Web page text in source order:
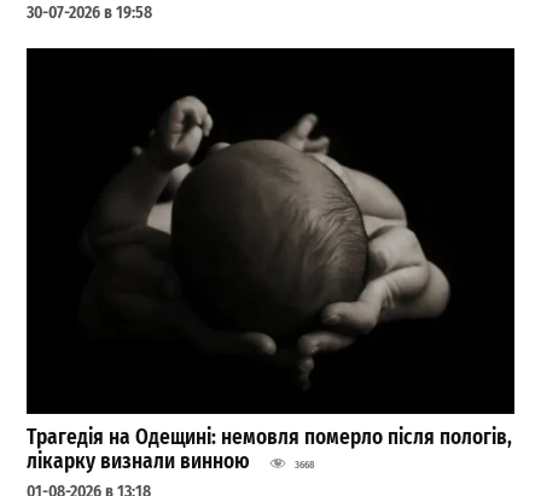
30-07-2026 в 19:58
Трагедія на Одещині: немовля померло після пологів,
лікарку визнали винною
3668